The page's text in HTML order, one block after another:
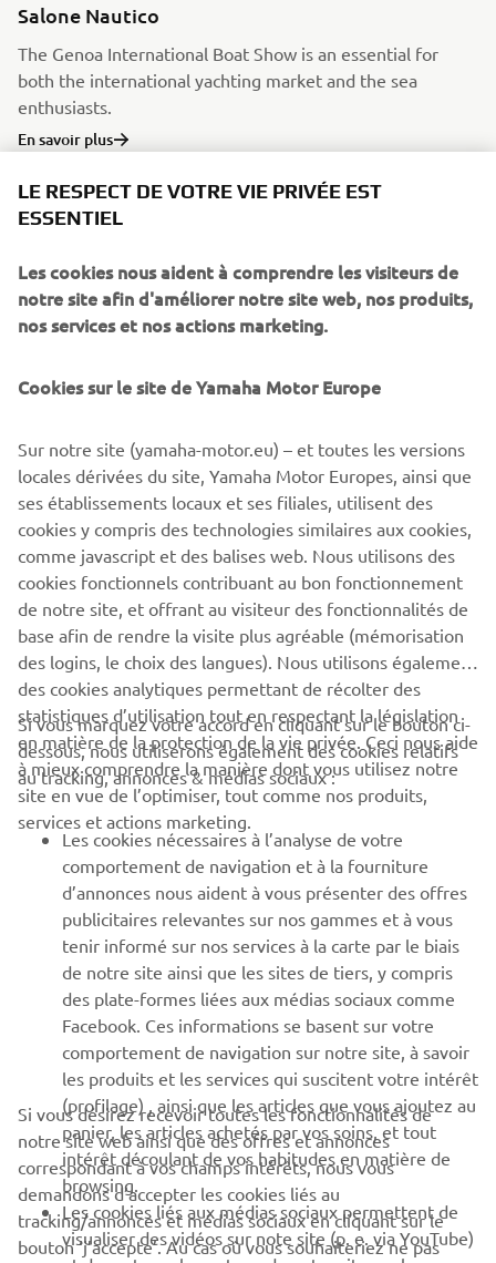
Salone Nautico
The Genoa International Boat Show is an essential for
both the international yachting market and the sea
enthusiasts.
En savoir plus
Salon Nautico
The Barcelona International Boat Show has transformed
into the exciting new BOATIQUE experience.
En savoir plus
CORPORATE
BUSINESS
PLUS YAMAHA
SUPPORT
NEWSLETTER
Découvrez en exclusivité les dernières offres, les événements
spéciaux, les nouveautés et bien plus encore
S'ABONNER
Lisez notre politique de confidentialité pour savoir comment
nous traitons vos données personnelles :Politique de
LE RESPECT DE VOTRE VIE PRIVÉE EST
ESSENTIEL
Les cookies nous aident à comprendre les visiteurs de
notre site afin d'améliorer notre site web, nos produits,
nos services et nos actions marketing.
Cookies sur le site de Yamaha Motor Europe
Sur notre site (yamaha-motor.eu) – et toutes les versions
locales dérivées du site, Yamaha Motor Europes, ainsi que
ses établissements locaux et ses filiales, utilisent des
cookies y compris des technologies similaires aux cookies,
comme javascript et des balises web. Nous utilisons des
cookies fonctionnels contribuant au bon fonctionnement
de notre site, et offrant au visiteur des fonctionnalités de
base afin de rendre la visite plus agréable (mémorisation
des logins, le choix des langues). Nous utilisons également
des cookies analytiques permettant de récolter des
statistiques d’utilisation tout en respectant la législation
en matière de la protection de la vie privée. Ceci nous aide
à mieux comprendre la manière dont vous utilisez notre
site en vue de l’optimiser, tout comme nos produits,
services et actions marketing.
Si vous marquez votre accord en cliquant sur le bouton ci-
dessous, nous utiliserons également des cookies relatifs
au tracking, annonces & médias sociaux :
Les cookies nécessaires à l’analyse de votre
comportement de navigation et à la fourniture
d’annonces nous aident à vous présenter des offres
publicitaires relevantes sur nos gammes et à vous
tenir informé sur nos services à la carte par le biais
de notre site ainsi que les sites de tiers, y compris
des plate-formes liées aux médias sociaux comme
Facebook. Ces informations se basent sur votre
comportement de navigation sur notre site, à savoir
les produits et les services qui suscitent votre intérêt
(profilage) , ainsi que les articles que vous ajoutez au
panier, les articles achetés par vos soins, et tout
intérêt découlant de vos habitudes en matière de
browsing.
Les cookies liés aux médias sociaux permettent de
visualiser des vidéos sur note site (p. e. via YouTube)
Si vous désirez recevoir toutes les fonctionnalités de
notre site web ainsi que des offres et annonces
correspondant à vos champs intérêts, nous vous
demandons d’accepter les cookies liés au
tracking/annonces et médias sociaux en cliquant sur le
bouton ‘j’accepte’. Au cas où vous souhaiteriez ne pas